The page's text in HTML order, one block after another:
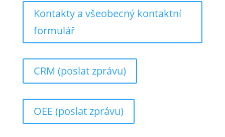
Kontakty a všeobecný kontaktní
formulář
CRM (poslat zprávu)
OEE (poslat zprávu)